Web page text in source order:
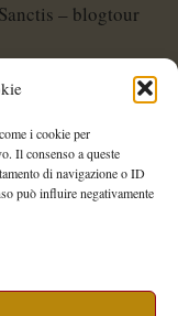
i cookie per
Il consenso a queste
di navigazione o ID
può influire negativamente
– blogtour